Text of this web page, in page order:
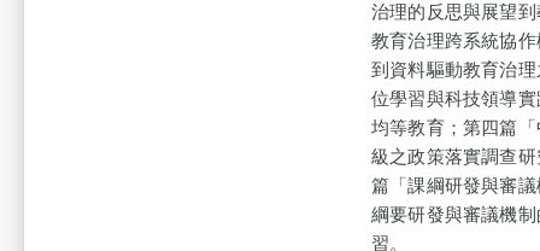
治理的反思與展望
教育治理跨系統協
到資料驅動教育治
位學習與科技領導
均等教育；第四篇
級之政策落實調查
篇「課綱研發與審
綱要研發與審議機
習。